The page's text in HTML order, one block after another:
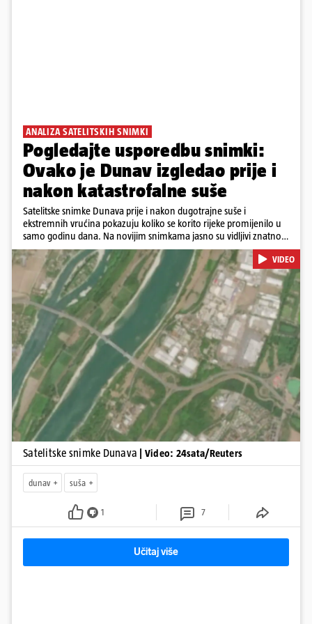
ANALIZA SATELITSKIH SNIMKI
Pogledajte usporedbu snimki:
Ovako je Dunav izgledao prije i
nakon katastrofalne suše
Satelitske snimke Dunava prije i nakon dugotrajne suše i
ekstremnih vrućina pokazuju koliko se korito rijeke promijenilo u
samo godinu dana. Na novijim snimkama jasno su vidljivi znatno
veći pješčani sprudovi i sužene vodene površine, što svjedoči o
povijesno niskim vodostajima. Promjene su zabilježene duž cijelog
toka, od Njemačke i Austrije, preko Slovačke, Hrvatske i Srbije, do
Rumunjske i Bugarske. Snimke je tijekom ljeta 2025. i 2026.
zabilježio satelit Sentinel-2 u sklopu programa Europske unije
Copernicus.
Pokretanje videa...
VIDEO
Satelitske snimke Dunava | Video: 24sata/Reuters
dunav suša
1 7
Učitaj više